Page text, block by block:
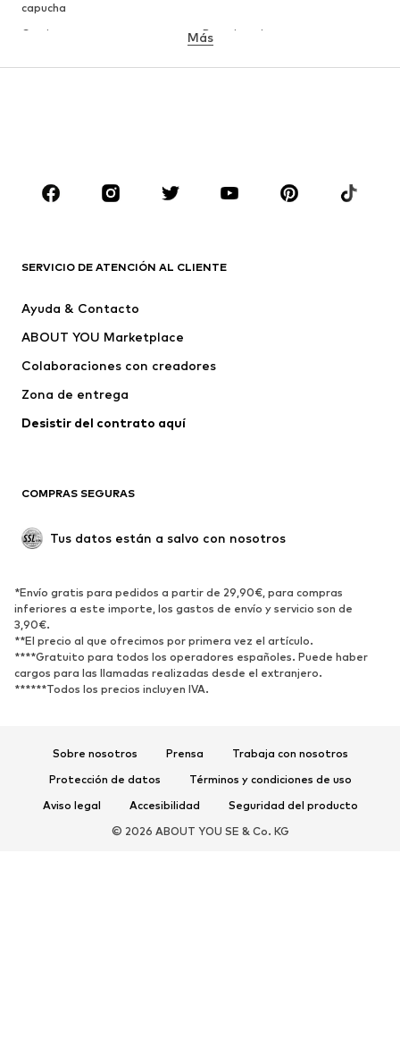
capucha
Camisetas
Ropa interior
ROPA
Camisetas
Jeans
Pantalones
Ropa interior
Jerséis y cárdigans
Trajes y chaquetas
Ropa de baño
Nuevo
Tendencia
Zapatos bajos
Zapatos deportivos
Zapatos abiertos
DEPORTE
Ropa deportiva
Disciplinas deportivas
Complementos deportivos
COMPLEMENTOS
Más
SERVICIO DE ATENCIÓN AL CLIENTE
Ayuda & Contacto
ABOUT YOU Marketplace
Colaboraciones con creadores
Zona de entrega
Desistir del contrato aquí
COMPRAS SEGURAS
Tus datos están a salvo con nosotros
*Envío gratis para pedidos a partir de 29,90€, para compras
inferiores a este importe, los gastos de envío y servicio son de
3,90€.
**El precio al que ofrecimos por primera vez el artículo.
****Gratuito para todos los operadores españoles. Puede haber
cargos para las llamadas realizadas desde el extranjero.
******Todos los precios incluyen IVA.
Sobre nosotros Prensa
Trabaja con nosotros
Protección de datos
Términos y condiciones de uso
Aviso legal
Accesibilidad
Seguridad del producto
© 2026 ABOUT YOU SE & Co. KG